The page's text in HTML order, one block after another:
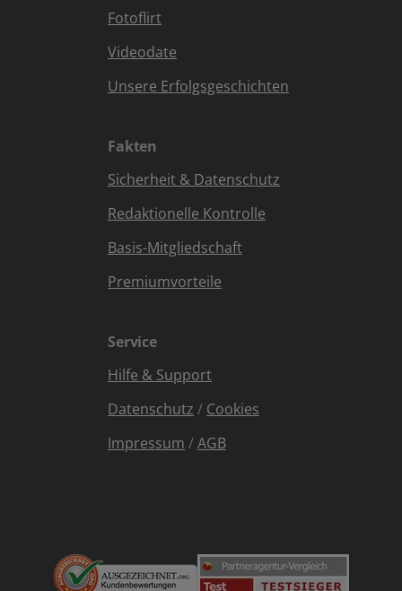
Fotoflirt
Videodate
Unsere Erfolgsgeschichten
Fakten
Sicherheit & Datenschutz
Redaktionelle Kontrolle
Basis-Mitgliedschaft
Premiumvorteile
Service
Hilfe & Support
Datenschutz / Cookies
Impressum /AGB